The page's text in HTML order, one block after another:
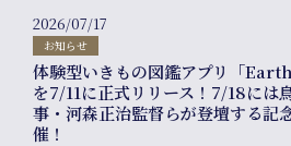
2026/07/17
お知らせ
体験型いきもの図鑑アプリ「
を7/11に正式リリース！7/18には
事・河森正治監督らが登壇する記
催！